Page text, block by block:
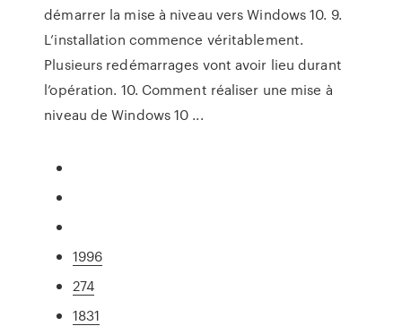
démarrer la mise à niveau vers Windows 10. 9.
L’installation commence véritablement.
Plusieurs redémarrages vont avoir lieu durant
l’opération. 10. Comment réaliser une mise à
niveau de Windows 10 ...
1996
274
1831